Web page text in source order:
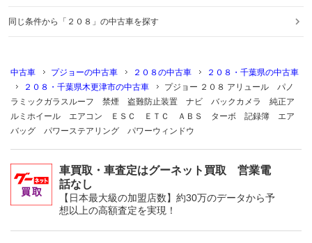
同じ条件から「２０８」の中古車を探す
中古車 プジョーの中古車 ２０８の中古車
２０８・千葉県の中古車
２０８・千葉県木更津市の中古車
プジョー ２０８ アリュール パノ
ラミックガラスルーフ 禁煙 盗難防止装置 ナビ バックカメラ 純正ア
ルミホイール エアコン ＥＳＣ ＥＴＣ ＡＢＳ ターボ 記録簿 エア
バッグ パワーステアリング パワーウィンドウ
車買取・車査定はグーネット買取 営業電
話なし
【日本最大級の加盟店数】約30万のデータから予
想以上の高額査定を実現！